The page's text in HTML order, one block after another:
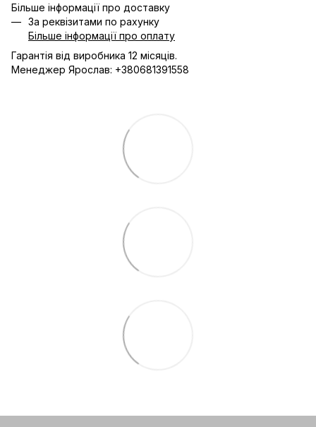
Більше інформації про доставку
За реквізитами по рахунку
Більше інформації про оплату
Гарантія від виробника 12 місяців.
Менеджер Ярослав: +380681391558